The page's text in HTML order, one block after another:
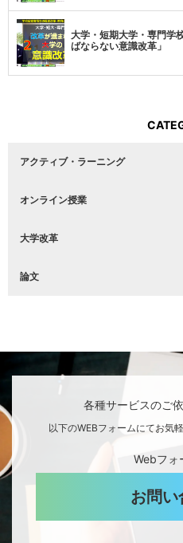
大学・短期大学・専門学
ばならない意識改革」
アクティブ・ラーニング
オンライン授業
大学改革
論文
各種サービスのご
以下のWEBフォームにてお気
Webフォ
お問い